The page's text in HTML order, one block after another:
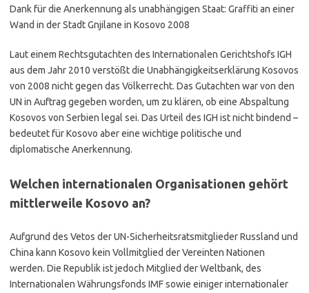
Dank für die Anerkennung als unabhängigen Staat: Graffiti an einer
Wand in der Stadt Gnjilane in Kosovo 2008
Laut einem Rechtsgutachten des Internationalen Gerichtshofs IGH
aus dem Jahr 2010 verstößt die Unabhängigkeitserklärung Kosovos
von 2008 nicht gegen das Völkerrecht. Das Gutachten war von den
UN in Auftrag gegeben worden, um zu klären, ob eine Abspaltung
Kosovos von Serbien legal sei. Das Urteil des IGH ist nicht bindend –
bedeutet für Kosovo aber eine wichtige politische und
diplomatische Anerkennung.
Welchen internationalen Organisationen gehört
mittlerweile Kosovo an?
Aufgrund des Vetos der UN-Sicherheitsratsmitglieder Russland und
China kann Kosovo kein Vollmitglied der Vereinten Nationen
werden. Die Republik ist jedoch Mitglied der Weltbank, des
Internationalen Währungsfonds IMF sowie einiger internationaler